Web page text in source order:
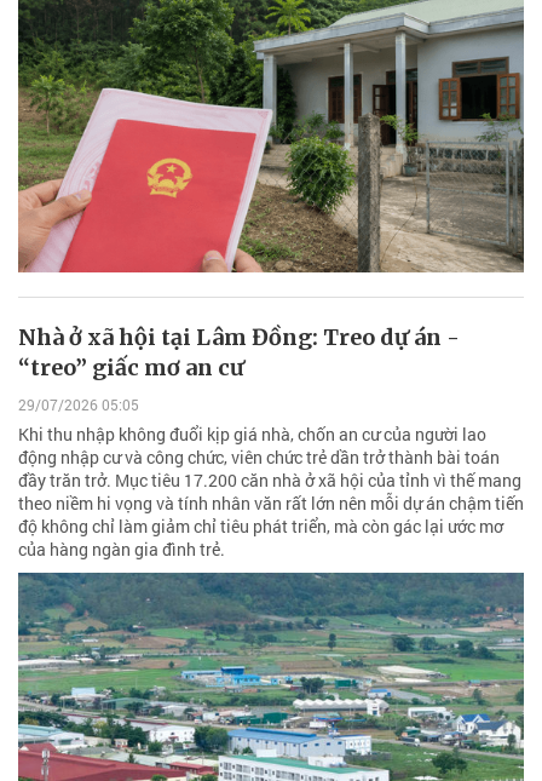
Nhà ở xã hội tại Lâm Đồng: Treo dự án -
“treo” giấc mơ an cư
29/07/2026 05:05
Khi thu nhập không đuổi kịp giá nhà, chốn an cư của người lao
động nhập cư và công chức, viên chức trẻ dần trở thành bài toán
đầy trăn trở. Mục tiêu 17.200 căn nhà ở xã hội của tỉnh vì thế mang
theo niềm hi vọng và tính nhân văn rất lớn nên mỗi dự án chậm tiến
độ không chỉ làm giảm chỉ tiêu phát triển, mà còn gác lại ước mơ
của hàng ngàn gia đình trẻ.